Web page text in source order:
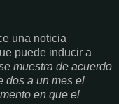
una noticia
puede inducir a
muestra de acuerdo
dos a un mes el
en que el